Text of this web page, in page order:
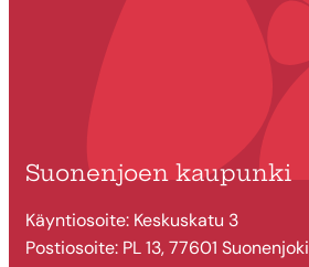
Suonenjoen kaupunki
Käyntiosoite: Keskuskatu 3
Postiosoite: PL 13, 77601 Suonenjoki